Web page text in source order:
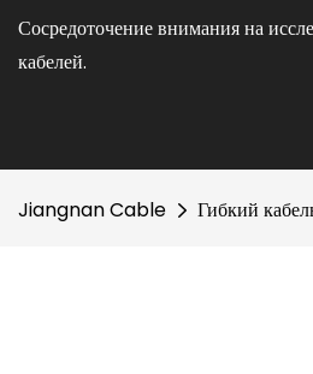
Сосредоточение внимания на
кабелей.
Jiangnan Cable Гибкий